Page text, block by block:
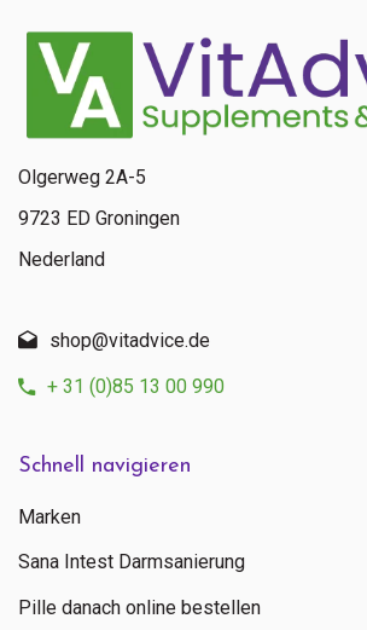
Schnell navigieren
Marken
Sana Intest Darmsanierung
Pille danach online bestellen
Olgerweg 2A-5
9723 ED Groningen
Nederland
shop@vitadvice.de
+ 31 (0)85 13 00 990